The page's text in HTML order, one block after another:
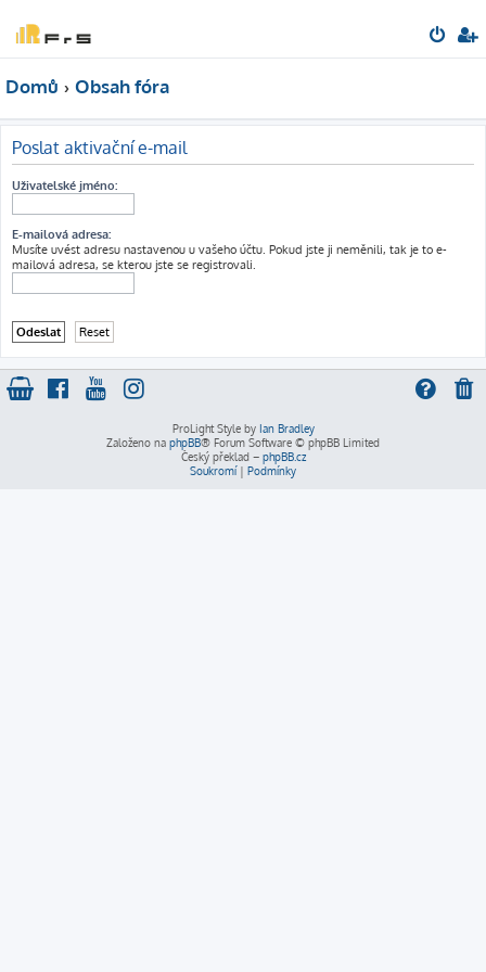
Domů Obsah fóra
Poslat aktivační e-mail
Uživatelské jméno:
E-mailová adresa:
Musíte uvést adresu nastavenou u vašeho účtu. Pokud jste ji neměnili, tak je to e-
mailová adresa, se kterou jste se registrovali.
ProLight Style by Ian Bradley
Založeno na phpBB® Forum Software © phpBB Limited
Český překlad – phpBB.cz
Soukromí| Podmínky